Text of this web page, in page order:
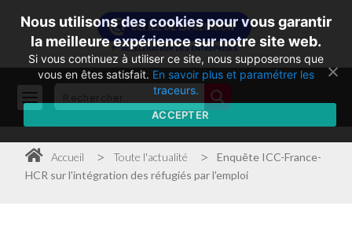
Accueil > Toute l'actualité >
Enquête ICC-France-
HCR sur l'intégration des réfugiés par l'emploi
Nous utilisons des cookies pour vous garantir
la meilleure expérience sur notre site web.
Si vous continuez à utiliser ce site, nous supposerons que
vous en êtes satisfait. En savoir plus et paramétrer les
traceurs.
ACCEPTER